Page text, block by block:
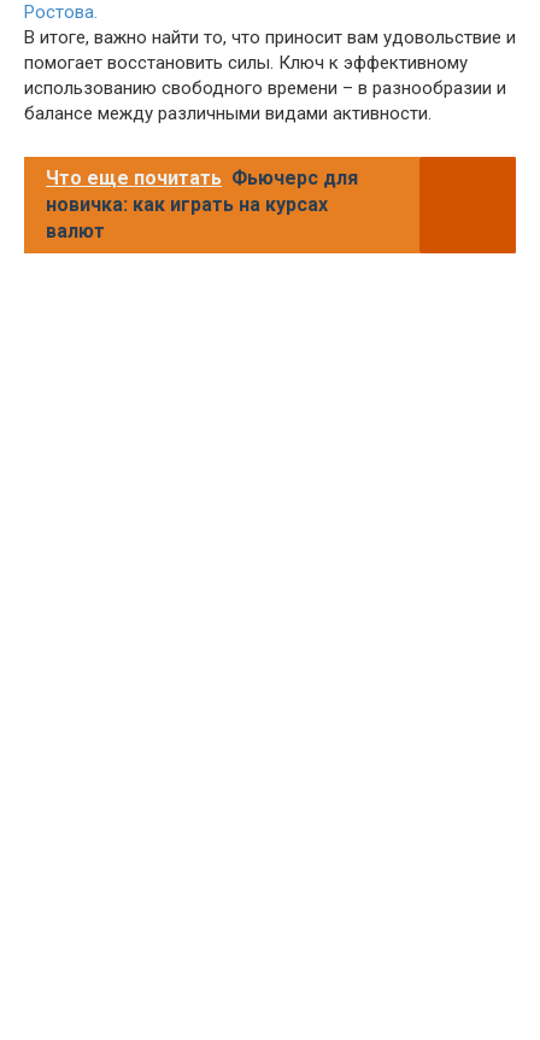
Ростова.
В итоге, важно найти то, что приносит вам удовольствие и
помогает восстановить силы. Ключ к эффективному
использованию свободного времени – в разнообразии и
балансе между различными видами активности.
Что еще почитать Фьючерс для
новичка: как играть на курсах
валют